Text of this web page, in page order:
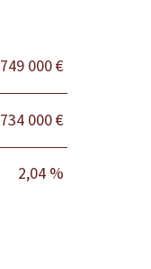
749 000 €
734 000 €
2,04 %